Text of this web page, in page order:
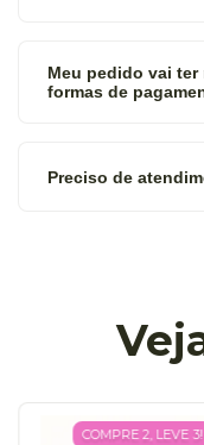
Meu pedido vai
formas de
Preciso de
COMPRE 2, LEVE 3!